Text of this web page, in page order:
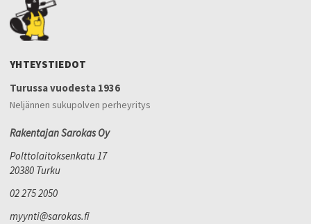
YHTEYSTIEDOT
Turussa vuodesta 1936
Neljännen sukupolven perheyritys
Rakentajan Sarokas Oy
Polttolaitoksenkatu 17
20380 Turku
02 275 2050
myynti@sarokas.fi